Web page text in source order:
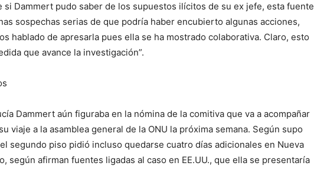
si Dammert pudo saber de los supuestos ilícitos de su ex jefe, esta fuente
sospechas serias de que podría haber encubierto algunas acciones,
hablado de apresarla pues ella se ha mostrado colaborativa. Claro, esto
que avance la investigación”.
Dammert aún figuraba en la nómina de la comitiva que va a acompañar
viaje a la asamblea general de la ONU la próxima semana. Según supo
segundo piso pidió incluso quedarse cuatro días adicionales en Nueva
según afirman fuentes ligadas al caso en EE.UU., que ella se presentaría